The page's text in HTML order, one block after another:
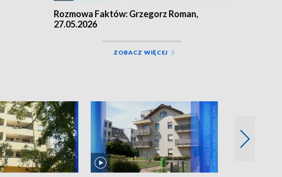
Rozmowa Faktów: Grzegorz Roman,
27.05.2026
ZOBACZ WIĘCEJ